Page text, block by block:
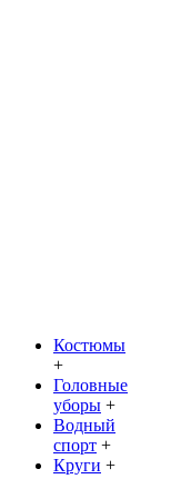
Костюмы
+
Головные
уборы +
Водный
спорт +
Круги +